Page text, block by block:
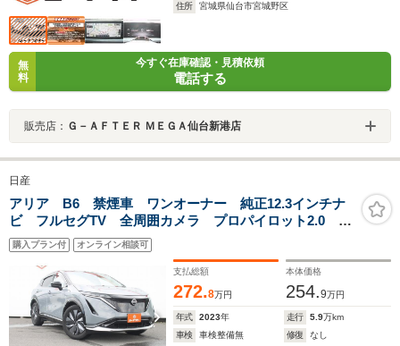
住所
宮城県仙台市宮城野区
無
料
今すぐ在庫確認・見積依頼
電話する
販売店： Ｇ－ＡＦＴＥＲ ＭＥＧＡ仙台新港店
日産
アリア B6 禁煙車 ワンオーナー 純正12.3インチナ
ビ フルセグTV 全周囲カメラ プロパイロット2.0
ETC2.0 パワーシート パワーバックドア クリアラン
スソナー ブラインドスポットモニター BT接続
購入プラン付 オンライン相談可
支払総額
272.8万円
本体価格
254.9万円
年式 2023年 走行 5.9万km
車検
車検整備無 修復
なし